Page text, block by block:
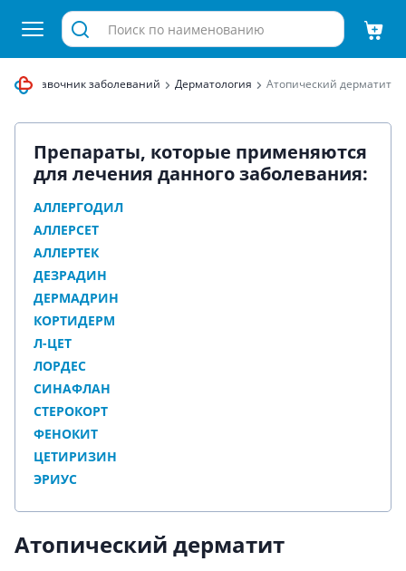
Справочник заболеваний Дерматология Атопический дерматит
Препараты, которые применяются
для лечения данного заболевания:
АЛЛЕРГОДИЛ
АЛЛЕРСЕТ
АЛЛЕРТЕК
ДЕЗРАДИН
ДЕРМАДРИН
КОРТИДЕРМ
Л-ЦЕТ
ЛОРДЕС
СИНАФЛАН
СТЕРОКОРТ
ФЕНОКИТ
ЦЕТИРИЗИН
ЭРИУС
Атопический дерматит